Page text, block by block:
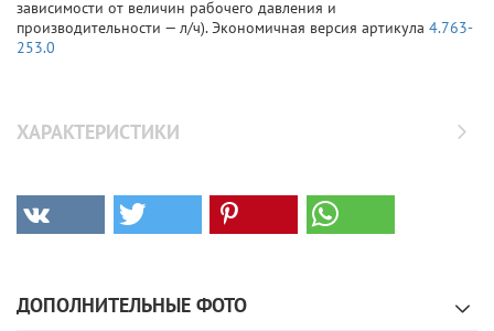
зависимости от величин рабочего давления и
производительности — л/ч). Экономичная версия артикула 4.763-
253.0
ХАРАКТЕРИСТИКИ
ДОПОЛНИТЕЛЬНЫЕ ФОТО